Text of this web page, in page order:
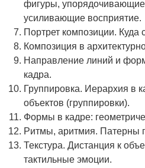
фигуры, упорядочивающие
усиливающие восприятие.
Портрет композиции. Куда
Композиция в
Направление линий и
кадра.
Группировка. Иерархия в
объектов (группировки).
Формы в кадре:
Ритмы, аритмия. Патерны
Текстура. Дистанция к
тактильные эмоции.